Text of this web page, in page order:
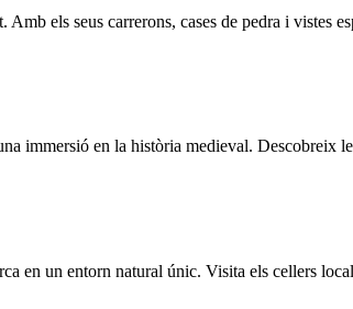
els seus carrerons, cases de pedra i vistes
immersió en la història medieval. Descobreix
en un entorn natural únic. Visita els cellers